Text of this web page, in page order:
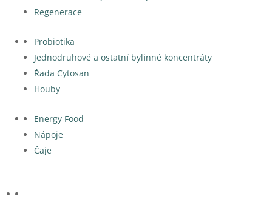
Regenerace
Probiotika
Jednodruhové a ostatní bylinné koncentráty
Řada Cytosan
Houby
Energy Food
Nápoje
Čaje